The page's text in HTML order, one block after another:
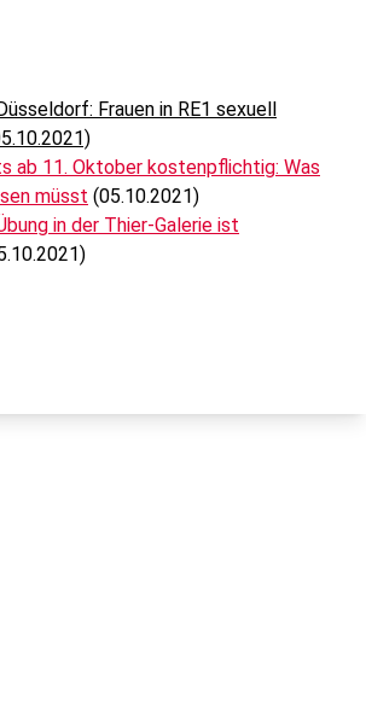
Frauen in RE1 sexuell
ab 11. Oktober kostenpflichtig: Was
müsst (05.10.2021)
in der Thier-Galerie ist